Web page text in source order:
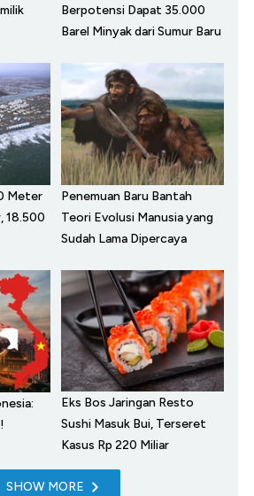
Berpotensi Dapat 35.000
Barel Minyak dari Sumur Baru
Meter
18.500
Penemuan Baru Bantah
Teori Evolusi Manusia yang
Sudah Lama Dipercaya
Eks Bos Jaringan Resto
Sushi Masuk Bui, Terseret
Kasus Rp 220 Miliar
SHOW MORE